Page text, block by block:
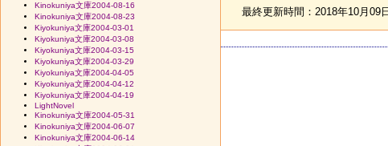
最終更新時間：2018年10月09
Kinokuniya文庫2004-08-16
Kinokuniya文庫2004-08-23
Kiyokuniya文庫2004-03-01
Kiyokuniya文庫2004-03-08
Kiyokuniya文庫2004-03-15
Kiyokuniya文庫2004-03-29
Kiyokuniya文庫2004-04-05
Kiyokuniya文庫2004-04-12
Kiyokuniya文庫2004-04-19
LightNovel
Kinokuniya文庫2004-05-31
Kinokuniya文庫2004-06-07
Kinokuniya文庫2004-06-14